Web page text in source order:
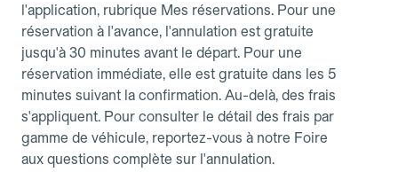
l'application, rubrique Mes réservations. Pour une
réservation à l'avance, l'annulation est gratuite
jusqu'à 30 minutes avant le départ. Pour une
réservation immédiate, elle est gratuite dans les 5
minutes suivant la confirmation. Au-delà, des frais
s'appliquent. Pour consulter le détail des frais par
gamme de véhicule, reportez-vous à notre Foire
aux questions complète sur l'annulation.